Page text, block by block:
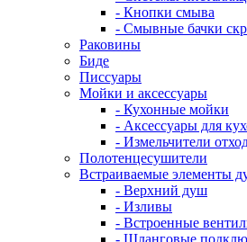
- Кнопки смыва
- Смывные бачки
Раковины
Биде
Писсуары
Мойки и аксессуары
- Кухонные мойки
- Аксессуары для
- Измельчители
Полотенцесушители
Встраиваемые элементы
- Верхний душ
- Изливы
- Встроенные
- Шланговые